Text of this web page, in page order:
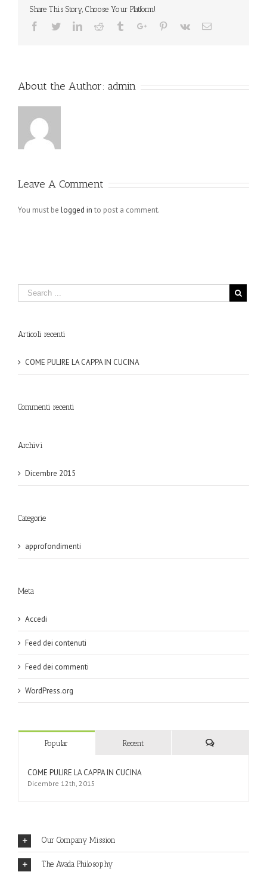
Share This Story, Choose Your Platform!
Facebook
TwitterLinkedinReddit TumblrGoogle+Pinterest
Vk Email
About the Author: admin
Leave A Comment
You must be logged in to post a comment.
Articoli recenti
COME PULIRE LA CAPPA IN CUCINA
Commenti recenti
Archivi
Dicembre 2015
Categorie
approfondimenti
Meta
Accedi
Feed dei contenuti
Feed dei commenti
WordPress.org
Popular Recent
COME PULIRE LA CAPPA IN CUCINA
Dicembre 12th, 2015
Our Company Mission
The Avada Philosophy